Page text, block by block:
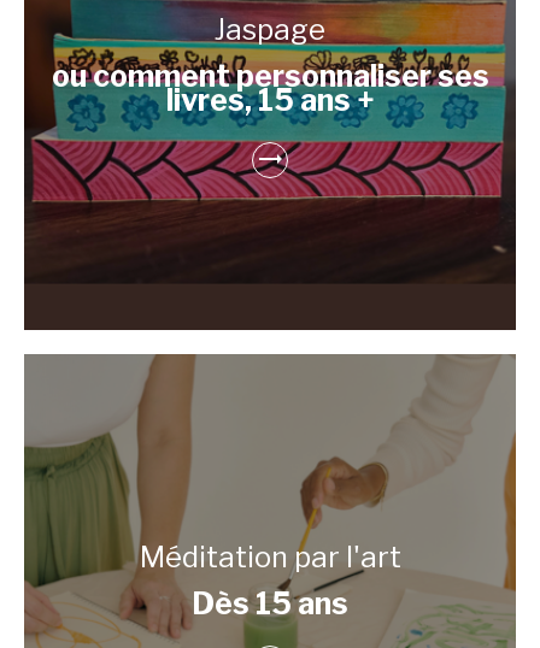
Jaspage
ou comment personnaliser ses
livres, 15 ans +
Méditation par l'art
Dès 15 ans